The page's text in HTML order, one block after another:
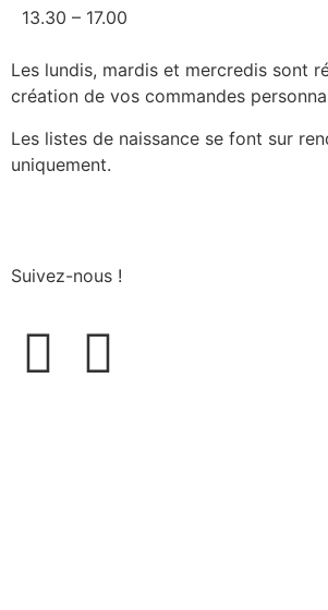
13.30 – 17.00
Les lundis, mardis et mercredis sont
création de vos commandes
Les listes de naissance se font sur
uniquement.
Suivez-nous !